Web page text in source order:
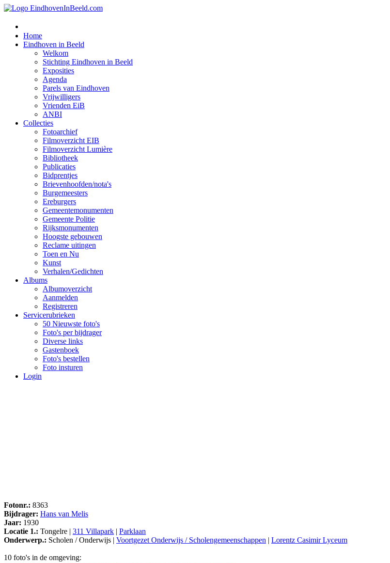
Home
Eindhoven in Beeld
Welkom
Stichting Eindhoven in Beeld
Exposities
Agenda
Parels van Eindhoven
Vrijwilligers
Vrienden EiB
ANBI
Collecties
Fotoarchief
Filmoverzicht EIB
Filmoverzicht Lumière
Bibliotheek
Publicaties
Bidprentjes
Brievenhoofden/nota's
Burgemeesters
Ereburgers
Gemeentemonumenten
Gemeente Politie
Rijksmonumenten
Hoogste gebouwen
Reclame uitingen
Toen en Nu
Kunst
Verhalen/Gedichten
Albums
Albumoverzicht
Aanmelden
Registreren
Servicerubrieken
50 Nieuwste foto's
Foto's per bijdrager
Diverse links
Gastenboek
Foto's bestellen
Foto insturen
Login
Fotonr.: 8363
Bijdrager: Hans van Melis
Jaar: 1930
Locatie 1.: Tongelre | 311 Villapark
Parklaan
Onderwerp.: Scholen / Onderwijs | Voortgezet Onderwijs / Scholengemeenschappen Lorentz Casimir Lyceum
10 foto's in de omgeving: